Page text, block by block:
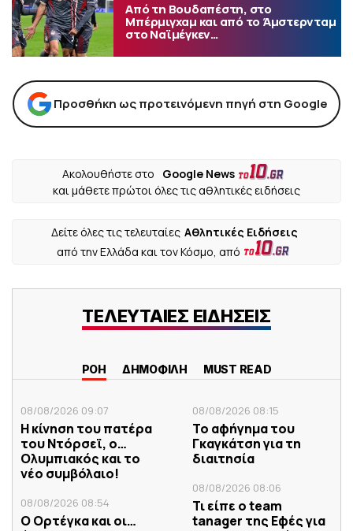
Από τη Βουδαπέστη, στο
Μπέρμιγχαμ και από το Άμστερνταμ
στο Ναϊμέγκεν…
Προσθήκη ως προτεινόμενη πηγή στη Google
Ακολουθήστε στο
Google News
και μάθετε πρώτοι όλες τις αθλητικές ειδήσεις
Δείτε όλες τις τελευταίες Αθλητικές Ειδήσεις
από την Ελλάδα και τον Κόσμο, από
ΤΕΛΕΥΤΑΙΕΣ ΕΙΔΗΣΕΙΣ
ΡΟΗ ΔΗΜΟΦΙΛΗ MUST READ
08/08/2026 09:07
Η κίνηση του πατέρα
του Ντόρσεϊ, ο…
Ολυμπιακός και το
νέο συμβόλαιο!
08/08/2026 08:54
Ο Ορτέγκα και οι…
08/08/2026 08:15
Το αφήγημα του
Γκαγκάτση για τη
διαιτησία
08/08/2026 08:06
Τι είπε ο team
tanager της Εφές για